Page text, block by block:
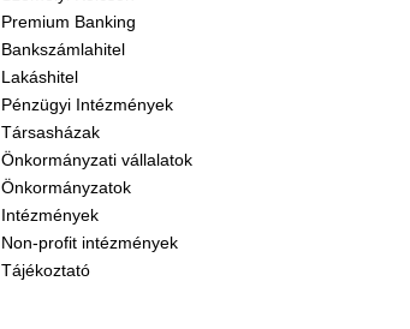
Premium Banking
Bankszámlahitel
Lakáshitel
Pénzügyi Intézmények
Társasházak
Önkormányzati vállalatok
Önkormányzatok
Intézmények
Non-profit intézmények
Tájékoztató